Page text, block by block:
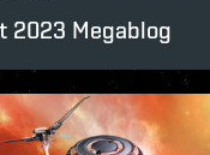
2023 Megablog